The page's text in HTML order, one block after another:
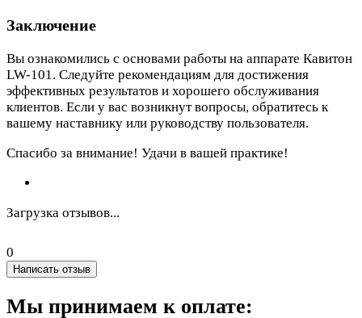
Заключение
Вы ознакомились с основами работы на аппарате Кавитон
LW-101. Следуйте рекомендациям для достижения
эффективных результатов и хорошего обслуживания
клиентов. Если у вас возникнут вопросы, обратитесь к
вашему наставнику или руководству пользователя.
Спасибо за внимание! Удачи в вашей практике!
Загрузка отзывов...
0
Написать отзыв
Мы принимаем к оплате: